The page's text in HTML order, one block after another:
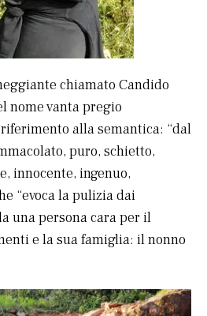
chiamato Candido
nome vanta pregio
alla semantica: “dal
puro, schietto,
innocente, ingenuo,
“evoca la pulizia dai
una persona cara per il
e la sua famiglia: il nonno